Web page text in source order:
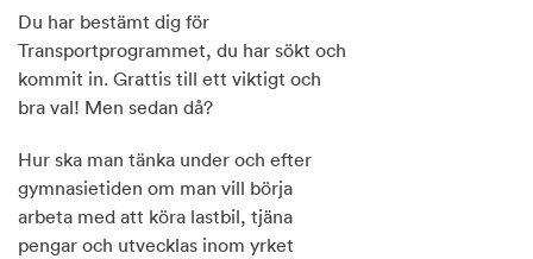
Du har bestämt dig för
Transportprogrammet, du har sökt och
kommit in. Grattis till ett viktigt och
bra val! Men sedan då?
Hur ska man tänka under och efter
gymnasietiden om man vill börja
arbeta med att köra lastbil, tjäna
pengar och utvecklas inom yrket